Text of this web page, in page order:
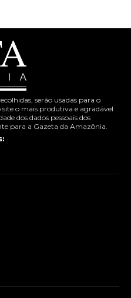
serão usadas para o
o mais produtiva e agradável
dos dados pessoais dos
para a Gazeta da Amazônia.